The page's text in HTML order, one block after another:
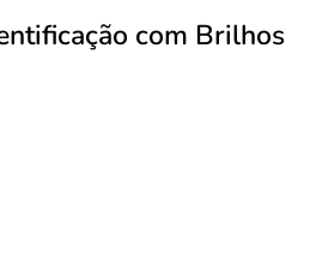
com Brilhos